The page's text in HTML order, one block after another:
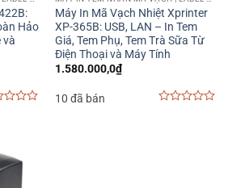
Hảo
và
Máy In Mã Vạch Nhiệt Xprinter
XP-365B: USB, LAN – In Tem
Giá, Tem Phụ, Tem Trà Sữa Từ
Điện Thoại và Máy Tính
1.580.000,0₫
10 đã bán